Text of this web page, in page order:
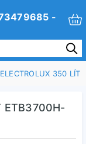
-
350 LÍT
ETB3700H-